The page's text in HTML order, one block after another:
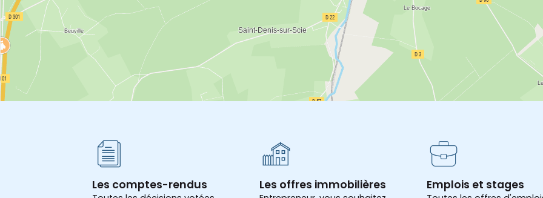
Les comptes-rendus Les offres immobilières Emplois et stages